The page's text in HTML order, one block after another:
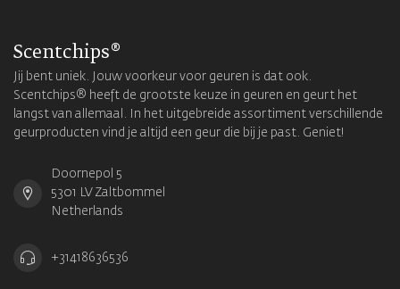
Scentchips®
Jij bent uniek. Jouw voorkeur voor geuren is dat ook.
Scentchips® heeft de grootste keuze in geuren en geurt het
langst van allemaal. In het uitgebreide assortiment verschillende
geurproducten vind je altijd een geur die bij je past. Geniet!
Doornepol 5
5301 LV Zaltbommel
Netherlands
+31418636536